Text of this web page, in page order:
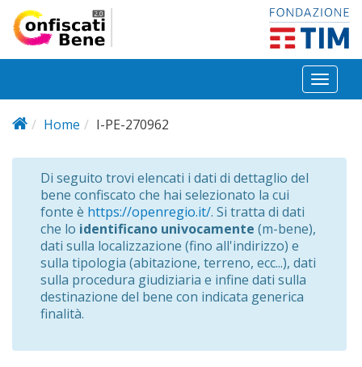
Salta al contenuto principale
Toggle
Home
I-PE-270962
Di seguito trovi elencati i dati di dettaglio del
bene confiscato che hai selezionato la cui
fonte è https://openregio.it/. Si tratta di dati
che lo identificano univocamente (m-bene),
dati sulla localizzazione (fino all'indirizzo) e
sulla tipologia (abitazione, terreno, ecc...), dati
sulla procedura giudiziaria e infine dati sulla
destinazione del bene con indicata generica
finalità.